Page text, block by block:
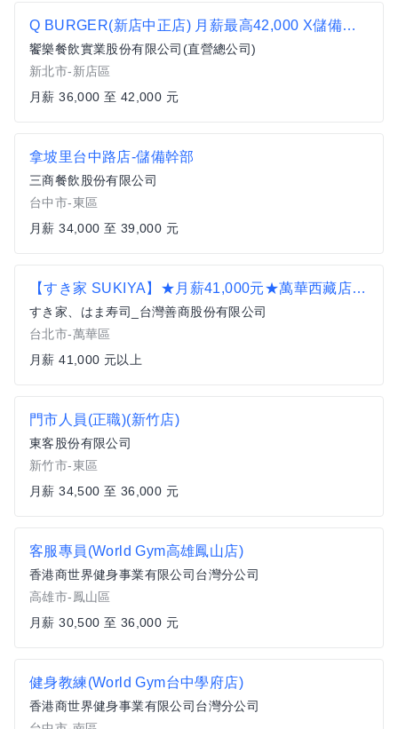
Q BURGER(新店中正店) 月薪最高42,000 X儲備幹部一頭班X 歡迎轉職、新鮮人加入
饗樂餐飲實業股份有限公司(直營總公司)
新北市-新店區
月薪 36,000 至 42,000 元
拿坡里台中路店-儲備幹部
三商餐飲股份有限公司
台中市-東區
月薪 34,000 至 39,000 元
【すき家 SUKIYA】★月薪41,000元★萬華西藏店 儲備幹部
すき家、はま寿司_台灣善商股份有限公司
台北市-萬華區
月薪 41,000 元以上
門市人員(正職)(新竹店)
東客股份有限公司
新竹市-東區
月薪 34,500 至 36,000 元
客服專員(World Gym高雄鳳山店)
香港商世界健身事業有限公司台灣分公司
高雄市-鳳山區
月薪 30,500 至 36,000 元
健身教練(World Gym台中學府店)
香港商世界健身事業有限公司台灣分公司